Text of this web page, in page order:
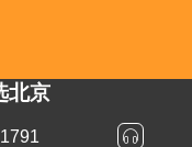
北京
1791